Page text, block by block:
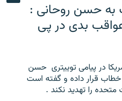
به حسن روحانی :
بدی در پی
در پیامی توییتری ‌ حسن
خطاب قرار داده و گفته است
را تهدید نکند .